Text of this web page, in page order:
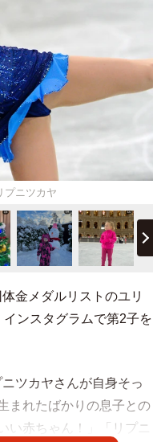
プニツカヤ
金メダルリストのユリ
ンスタグラムで第2子を
ツカヤさんが自身そっ
まれたばかりの息子との
い赤ちゃん！」「リプニ